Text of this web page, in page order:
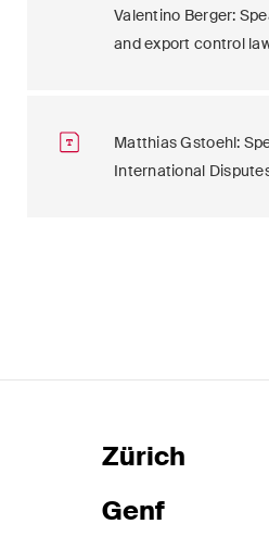
Valentino Berger:
and export control
Matthias Gstoehl:
International
Zürich
Schellenberg Wittmer
Genf